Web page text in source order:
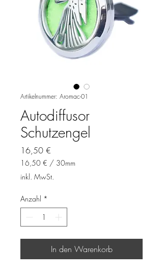
Artikelnummer: Aromac-01
Autodiffusor
Schutzengel
16,50 €
16,50 € / 30mm
16,50 €
pro
Millimeter
inkl. MwSt.
Anzahl *
In den Warenkorb